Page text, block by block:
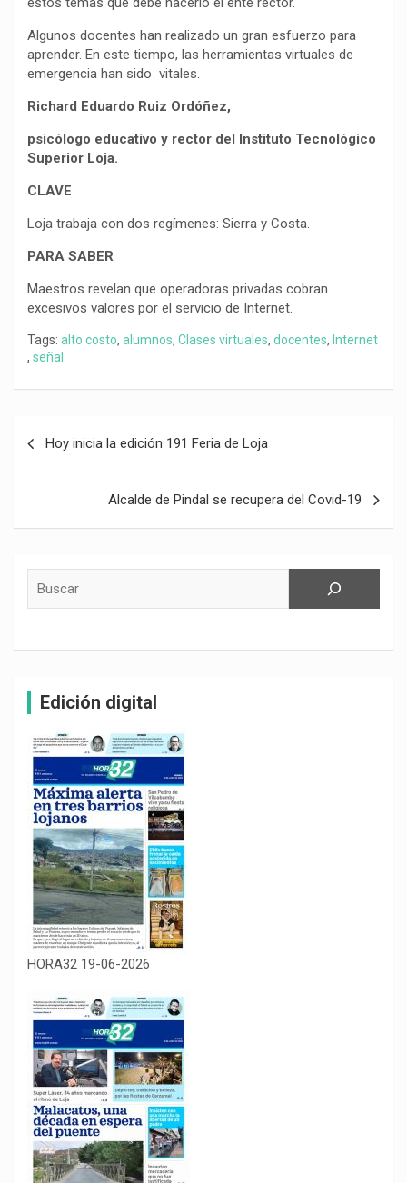
Algunos docentes han realizado un gran esfuerzo para
aprender. En este tiempo, las herramientas virtuales de
emergencia han sido vitales.
Richard Eduardo Ruiz Ordóñez,
psicólogo educativo y rector del Instituto Tecnológico
Superior Loja.
CLAVE
Loja trabaja con dos regímenes: Sierra y Costa.
PARA SABER
Maestros revelan que operadoras privadas cobran
excesivos valores por el servicio de Internet.
Tags: alto costo, alumnos, Clases virtuales, docentes, Internet
, señal
Hoy inicia la edición 191 Feria de Loja
Alcalde de Pindal se recupera del Covid-19
Edición digital
HORA32 19-06-2026